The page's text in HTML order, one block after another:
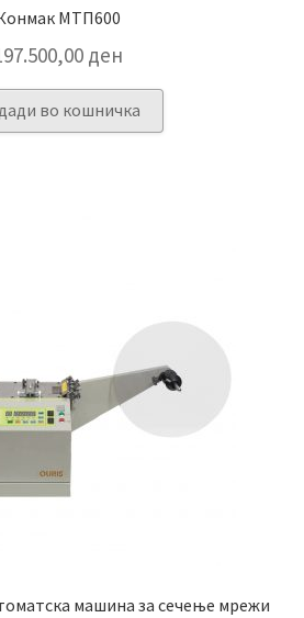
МТП600
ден
во кошничка
машина за сечење мрежи